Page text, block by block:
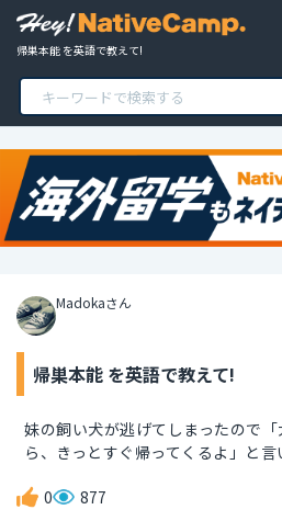
帰巣本能 を英語で教えて!
Madokaさん
帰巣本能 を英語で教えて!
妹の飼い犬が逃げてしまったので
ら、きっとすぐ帰ってくるよ」と言
0 877